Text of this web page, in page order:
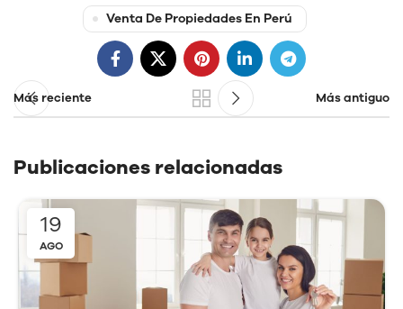
Venta De Propiedades En Perú
Más reciente Más antiguo
Publicaciones relacionadas
19
AGO